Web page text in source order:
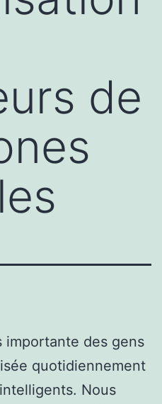
de
importante des gens
quotidiennement
Nous